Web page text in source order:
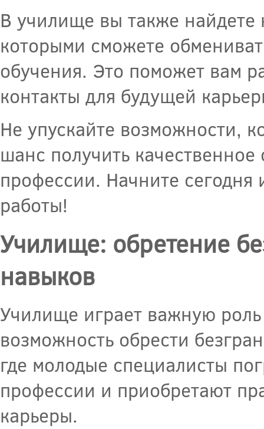
В училище вы также
которыми сможете
обучения. Это поможет вам
контакты для будущей
Не упускайте возможности,
шанс получить
профессии. Начните
работы!
Училище: обретение
навыков
Училище играет важную
возможность обрести
где молодые специалисты
профессии и приобретают
карьеры.